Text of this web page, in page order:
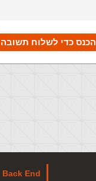
הכנס כדי לשלוח תשובה
Back End